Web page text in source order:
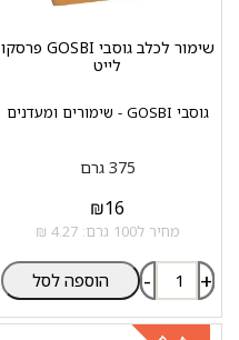
גוסבי GOSBI - שימורים ומעדנים
שימור לכלב גוסבי GOSBI פרסקו
לייט
375 גרם
₪16
מחיר ל100 גרם: 4.27 ₪
- + הוספה לסל